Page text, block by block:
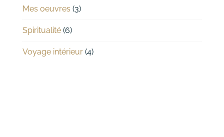
Mes oeuvres (3)
Spiritualité (6)
Voyage intérieur (4)